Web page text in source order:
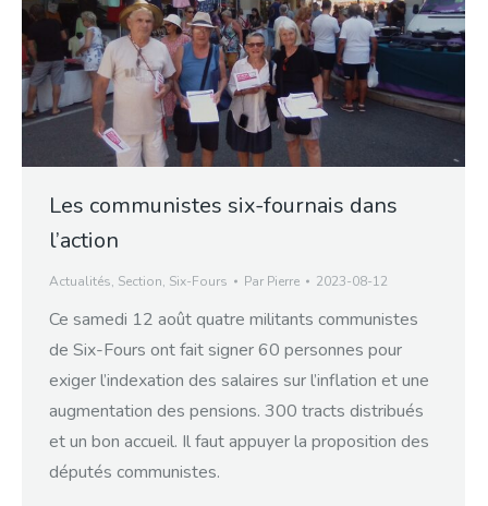
Les communistes six-fournais dans
l’action
Actualités, Section, Six-Fours Par Pierre 2023-08-12
Ce samedi 12 août quatre militants communistes
de Six-Fours ont fait signer 60 personnes pour
exiger l’indexation des salaires sur l’inflation et une
augmentation des pensions. 300 tracts distribués
et un bon accueil. Il faut appuyer la proposition des
députés communistes.